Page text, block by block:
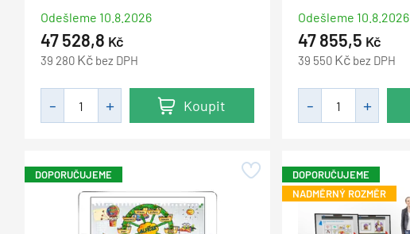
Odešleme 10.8.2026
47 528,8 Kč
39 280 Kč bez DPH
Koupit
Odešleme 10.8.2026
47 855,5 Kč
39 550 Kč bez DPH
DOPORUČUJEME
DOPORUČUJEME
NADMĚRNÝ ROZMĚR